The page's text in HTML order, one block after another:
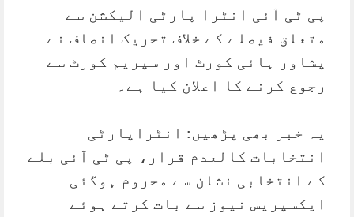
پی ٹی آئی انٹرا پارٹی الیکشن سے
متعلق فیصلے کے خلاف تحریک انصاف نے
پشاور ہائی کورٹ اور سپریم کورٹ سے
رجوع کرنے کا اعلان کیا ہے۔
یہ خبر بھی پڑھیں: انٹراپارٹی
انتخابات کالعدم قرار، پی ٹی آئی بلے
کے انتخابی نشان سے محروم ہوگئی
ایکسپریس نیوز سے بات کرتے ہوئے